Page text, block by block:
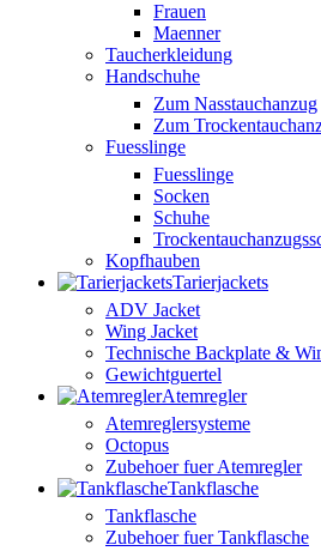
Frauen
Maenner
Taucherkleidung
Handschuhe
Zum Nasstauchanzug
Zum
Fuesslinge
Fuesslinge
Socken
Schuhe
Kopfhauben
Tarierjackets
ADV Jacket
Wing Jacket
Technische Backplate &
Gewichtguertel
Atemregler
Atemreglersysteme
Octopus
Zubehoer fuer Atemregler
Tankflasche
Tankflasche
Zubehoer fuer Tankflasche